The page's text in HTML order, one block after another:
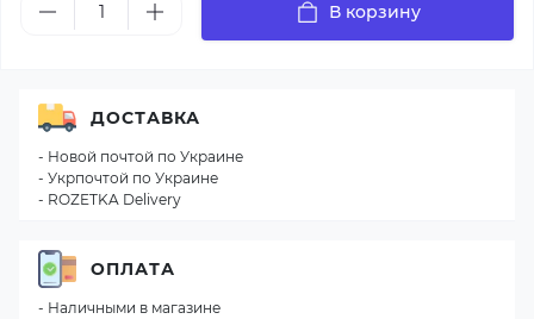
В корзину
ДОСТАВКА
- Новой почтой по Украине
- Укрпочтой по Украине
- ROZETKA Delivery
ОПЛАТА
- Наличными в магазине